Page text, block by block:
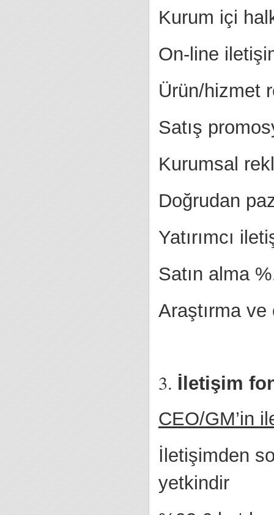
Kurum içi
On-line
Ürün/hizmet
Satış
Kurumsal
Doğrudan
Yatırımcı
Satın alma
Araştırma
İletişim
CEO/GM’in
İletişimden
yetkindir